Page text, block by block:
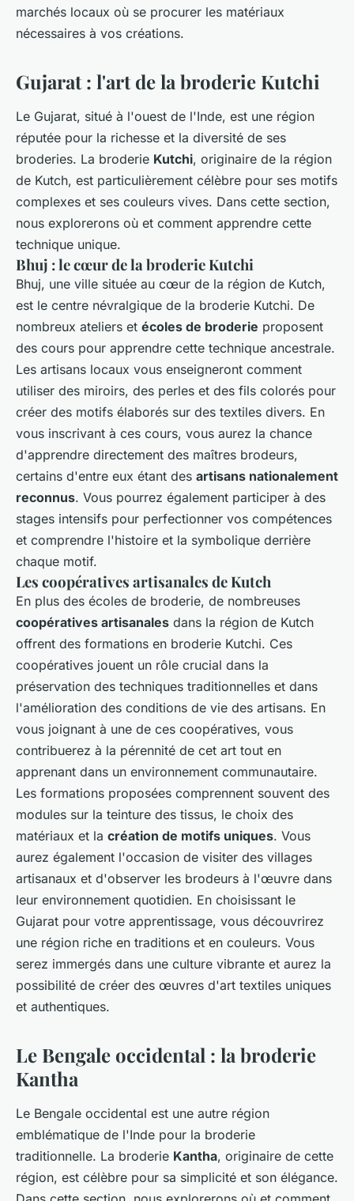
marchés locaux où se procurer les matériaux
nécessaires à vos créations.
Gujarat : l'art de la broderie Kutchi
Le Gujarat, situé à l'ouest de l'Inde, est une région
réputée pour la richesse et la diversité de ses
broderies. La broderie Kutchi, originaire de la région
de Kutch, est particulièrement célèbre pour ses motifs
complexes et ses couleurs vives. Dans cette section,
nous explorerons où et comment apprendre cette
technique unique.
Bhuj : le cœur de la broderie Kutchi
Bhuj, une ville située au cœur de la région de Kutch,
est le centre névralgique de la broderie Kutchi. De
nombreux ateliers et écoles de broderie proposent
des cours pour apprendre cette technique ancestrale.
Les artisans locaux vous enseigneront comment
utiliser des miroirs, des perles et des fils colorés pour
créer des motifs élaborés sur des textiles divers. En
vous inscrivant à ces cours, vous aurez la chance
d'apprendre directement des maîtres brodeurs,
certains d'entre eux étant des artisans nationalement
reconnus. Vous pourrez également participer à des
stages intensifs pour perfectionner vos compétences
et comprendre l'histoire et la symbolique derrière
chaque motif.
Les coopératives artisanales de Kutch
En plus des écoles de broderie, de nombreuses
coopératives artisanales dans la région de Kutch
offrent des formations en broderie Kutchi. Ces
coopératives jouent un rôle crucial dans la
préservation des techniques traditionnelles et dans
l'amélioration des conditions de vie des artisans. En
vous joignant à une de ces coopératives, vous
contribuerez à la pérennité de cet art tout en
apprenant dans un environnement communautaire.
Les formations proposées comprennent souvent des
modules sur la teinture des tissus, le choix des
matériaux et la création de motifs uniques. Vous
aurez également l'occasion de visiter des villages
artisanaux et d'observer les brodeurs à l'œuvre dans
leur environnement quotidien. En choisissant le
Gujarat pour votre apprentissage, vous découvrirez
une région riche en traditions et en couleurs. Vous
serez immergés dans une culture vibrante et aurez la
possibilité de créer des œuvres d'art textiles uniques
et authentiques.
Le Bengale occidental : la broderie
Kantha
Le Bengale occidental est une autre région
emblématique de l'Inde pour la broderie
traditionnelle. La broderie Kantha, originaire de cette
région, est célèbre pour sa simplicité et son élégance.